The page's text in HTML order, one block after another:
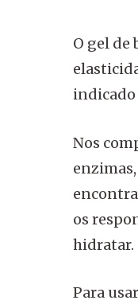
O gel de
indicado
Nos
os
hidratar.
Para